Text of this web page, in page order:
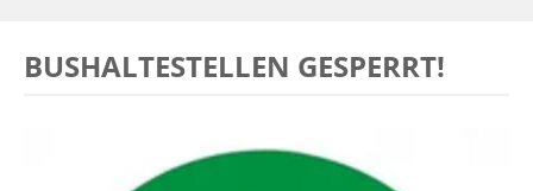
BUSHALTESTELLEN GESPERRT!